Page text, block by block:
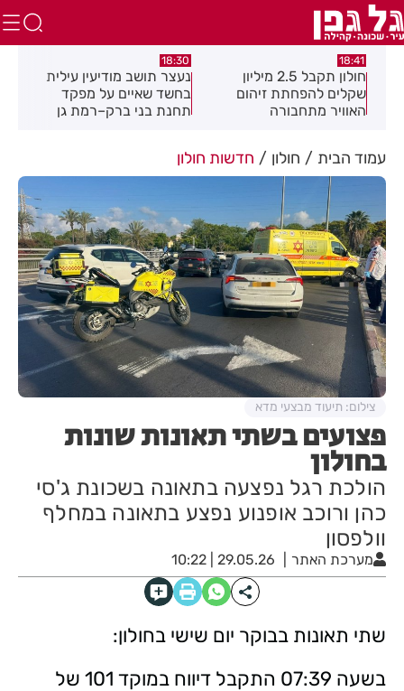
18:30
נעצר תושב מודיעין עילית
בחשד שאיים על מפקד
תחנת בני ברק–רמת גן
17:49
מקהלה אחת לכולם בראשון
לציון
עמוד הבית חולון חדשות חולון
פצועים בשתי תאונות שונות
בחולון
הולכת רגל נפצעה בתאונה בשכונת ג'סי
כהן ורוכב אופנוע נפצע בתאונה במחלף
וולפסון
מערכת האתר 29.05.26 | 10:22
צילום: תיעוד מבצעי מדא
שתי תאונות בבוקר יום שישי בחולון:
בשעה 07:39 התקבל דיווח במוקד 101 של